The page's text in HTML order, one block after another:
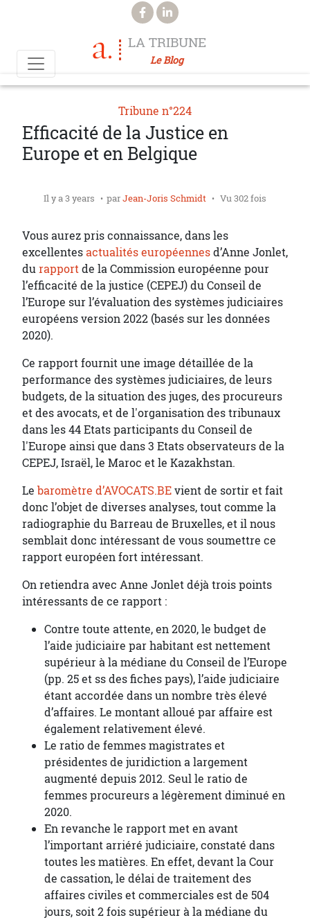
Aller au contenu principal
LA TRIBUNE
Le Blog
Tribune n°224
Efficacité de la Justice en
Europe et en Belgique
Il y a 3 years parJean-Joris Schmidt Vu 302 fois
Vous aurez pris connaissance, dans les
excellentesactualités européennesd’Anne Jonlet,
durapportde la Commission européenne pour
l’efficacité de la justice (CEPEJ) du Conseil de
l’Europe sur l’évaluation des systèmes judiciaires
européens version 2022 (basés sur les données
2020).
Ce rapport fournit une image détaillée de la
performance des systèmes judiciaires, de leurs
budgets, de la situation des juges, des procureurs
et des avocats, et de l'organisation des tribunaux
dans les 44 Etats participants du Conseil de
l'Europe ainsi que dans 3 Etats observateurs de la
CEPEJ, Israël, le Maroc et le Kazakhstan.
Le baromètre d’AVOCATS.BEvient de sortir et fait
donc l’objet de diverses analyses, tout comme la
radiographie du Barreau de Bruxelles, et il nous
semblait donc intéressant de vous soumettre ce
rapport européen fort intéressant.
On retiendra avec Anne Jonlet déjà trois points
intéressants de ce rapport :
Contre toute attente, en 2020, le budget de
l’aide judiciaire par habitant est nettement
supérieur à la médiane du Conseil de l’Europe
(pp. 25 et ss des fiches pays), l’aide judiciaire
étant accordée dans un nombre très élevé
d’affaires. Le montant alloué par affaire est
également relativement élevé.
Le ratio de femmes magistrates et
présidentes de juridiction a largement
augmenté depuis 2012. Seul le ratio de
femmes procureurs a légèrement diminué en
2020.
En revanche le rapport met en avant
l’important arriéré judiciaire, constaté dans
toutes les matières. En effet, devant la Cour
de cassation, le délai de traitement des
affaires civiles et commerciales est de 504
jours, soit 2 fois supérieur à la médiane du